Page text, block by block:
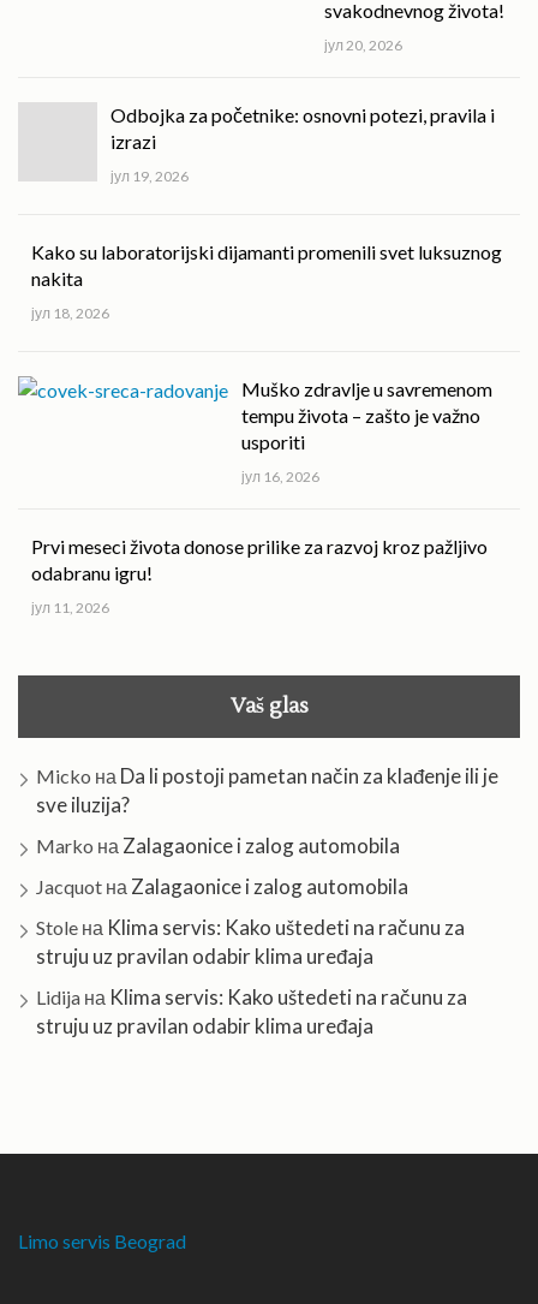
svakodnevnog života!
јул 20, 2026
Odbojka za početnike: osnovni potezi, pravila i
izrazi
јул 19, 2026
Kako su laboratorijski dijamanti promenili svet luksuznog
nakita
јул 18, 2026
Muško zdravlje u savremenom
tempu života – zašto je važno
usporiti
јул 16, 2026
Prvi meseci života donose prilike za razvoj kroz pažljivo
odabranu igru!
јул 11, 2026
Vaš glas
Micko на Da li postoji pametan način za klađenje ili je
sve iluzija?
Marko на Zalagaonice i zalog automobila
Jacquot на Zalagaonice i zalog automobila
Stole на Klima servis: Kako uštedeti na računu za
struju uz pravilan odabir klima uređaja
Lidija на Klima servis: Kako uštedeti na računu za
struju uz pravilan odabir klima uređaja
Limo servis Beograd